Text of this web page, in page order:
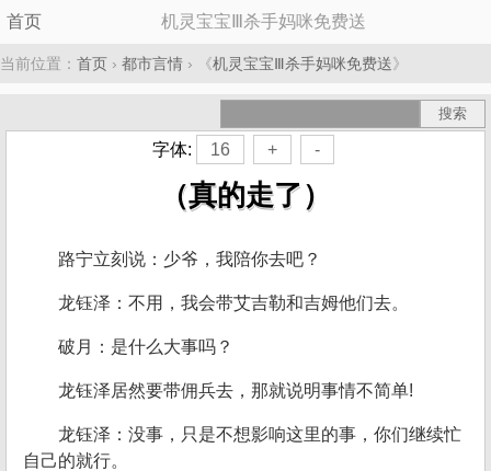
首页 机灵宝宝Ⅲ杀手妈咪免费送
当前位置： 首页 › 都市言情 › 《机灵宝宝Ⅲ杀手妈咪免费送》
字体: 16 + -
（真的走了）
路宁立刻说：少爷，我陪你去吧？
龙钰泽：不用，我会带艾吉勒和吉姆他们去。
破月：是什么大事吗？
龙钰泽居然要带佣兵去，那就说明事情不简单!
龙钰泽：没事，只是不想影响这里的事，你们继续忙
自己的就行。